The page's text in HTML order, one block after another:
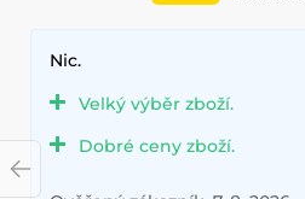
Nic.
Velký výběr zboží.
Dobré ceny zboží.